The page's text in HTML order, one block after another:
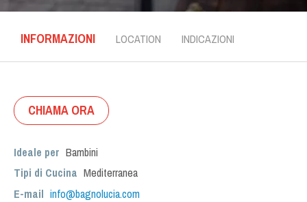
INFORMAZIONI LOCATION INDICAZIONI
CHIAMA ORA
Ideale per Bambini
Tipi di Cucina Mediterranea
E-mail info@bagnolucia.com